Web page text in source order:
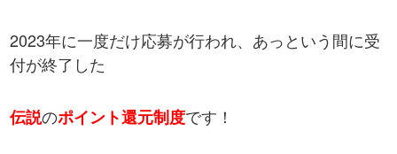
2023年に一度だけ応募が行われ、あっという間に受
付が終了した
伝説のポイント還元制度です！